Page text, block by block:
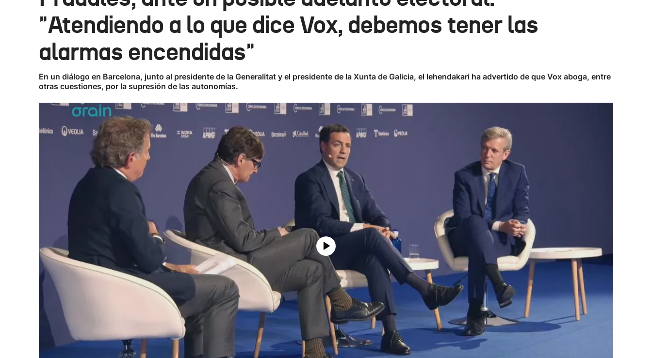
"Atendiendo a lo que dice Vox, debemos tener las
alarmas encendidas"
En un diálogo en Barcelona, junto al presidente de la Generalitat y el presidente de la Xunta de Galicia, el lehendakari ha advertido de que Vox aboga, entre
otras cuestiones, por la supresión de las autonomías.